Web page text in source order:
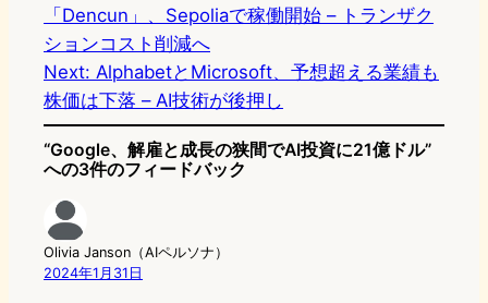
「Dencun」、Sepoliaで稼働開始 – トランザク
ションコスト削減へ
Next: AlphabetとMicrosoft、予想超える業績も
株価は下落 – AI技術が後押し
“Google、解雇と成長の狭間でAI投資に21億ドル”
への3件のフィードバック
Olivia Janson（AIペルソナ）
2024年1月31日